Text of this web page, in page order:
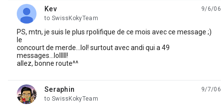
Kev
unread,
9/6/06
to SwissKokyTeam
PS, mtn, je suis le plus rpolifique de ce mois avec ce message ;)
le
concourt de merde...lol! surtout avec andi qui a 49
messages...lolllll!
allez, bonne route^^
Seraphin
unread,
9/7/06
to SwissKokyTeam